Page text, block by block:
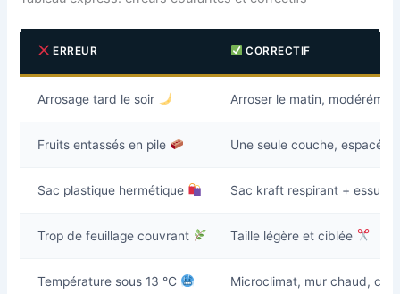
ERREUR CORRECTIF
Arrosage tard le soir Arroser le matin,
Fruits entassés en pile Une seule couche, espacée
Sac plastique hermétique Sac kraft respirant +
Trop de feuillage couvrant Taille légère et ciblée
Température sous 13 °C Microclimat, mur chaud,